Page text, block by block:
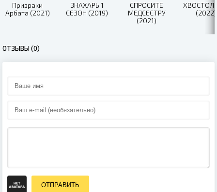
Призраки
Арбата (2021)
ЗНАХАРЬ 1
СЕЗОН (2019)
СПРОСИТЕ
МЕДСЕСТРУ
(2021)
(2022)
ОТЗЫВЫ (0)
ОТПРАВИТЬ